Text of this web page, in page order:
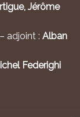
Jérôme
– adjoint : Alban
Federighi